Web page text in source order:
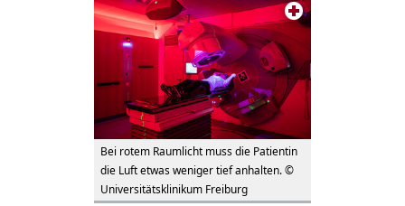
Bei rotem Raumlicht muss die Patientin
die Luft etwas weniger tief anhalten. ©
Universitätsklinikum Freiburg